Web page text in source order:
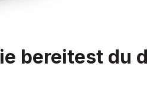
bereitest du